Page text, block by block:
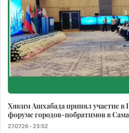
Хяким Ашхабада принял участие
форуме городов-побратимов в
27.07.26 - 23:52